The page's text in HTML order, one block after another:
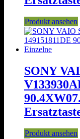
Produkt ansehen
SONY
Produkt ansehen